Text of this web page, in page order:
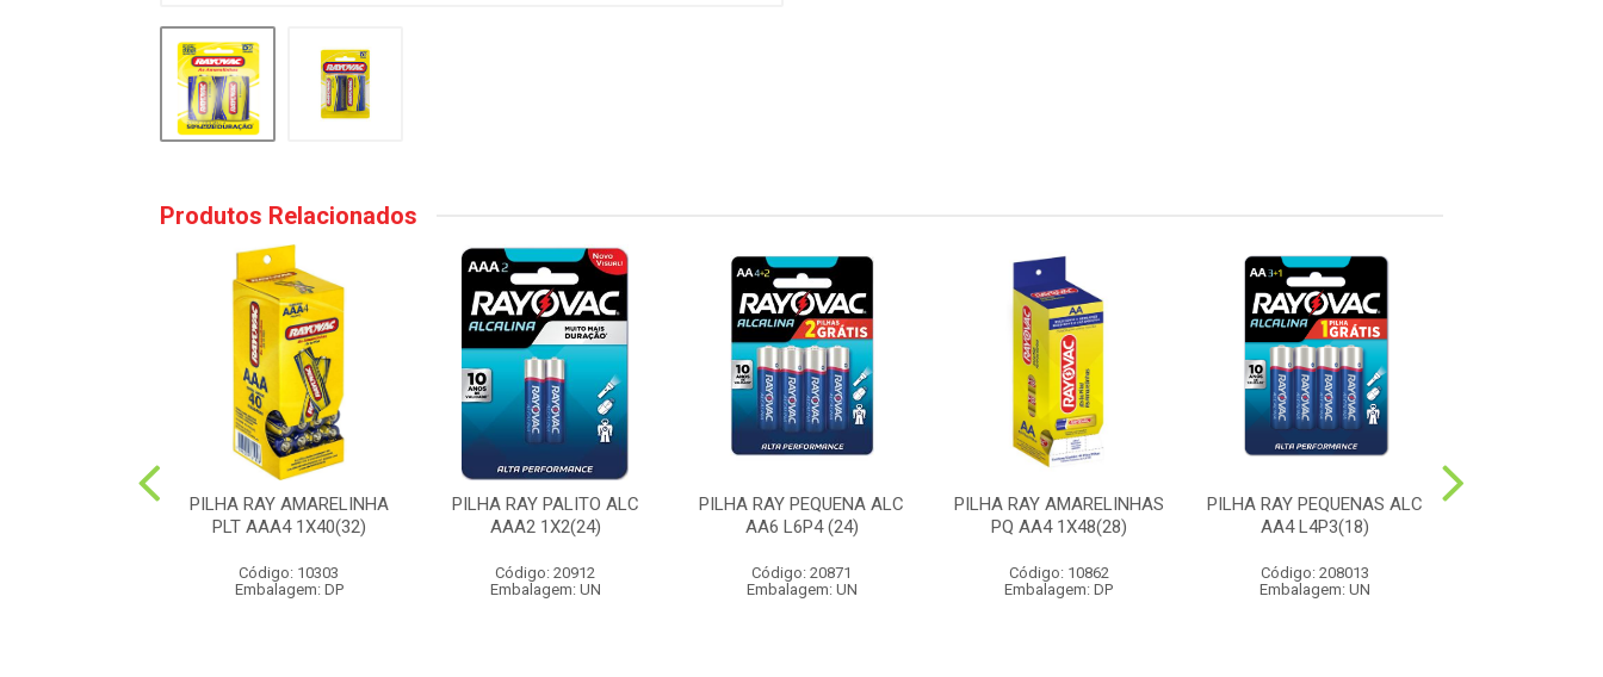
Produtos Relacionados
PILHA RAY AMARELINHA
PLT AAA4 1X40(32)
Código: 10303
Embalagem: DP
PILHA RAY PALITO ALC
AAA2 1X2(24)
Código: 20912
Embalagem: UN
PILHA RAY PEQUENA ALC
AA6 L6P4 (24)
Código: 20871
Embalagem: UN
PILHA RAY AMARELINHAS
PQ AA4 1X48(28)
Código: 10862
Embalagem: DP
PILHA RAY PEQUENAS ALC
AA4 L4P3(18)
Código: 208013
Embalagem: UN